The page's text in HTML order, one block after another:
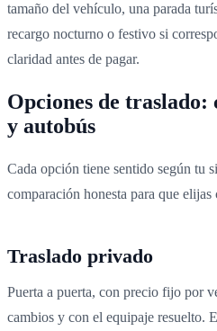
tamaño del vehículo, una parada
recargo nocturno o festivo si
claridad antes de pagar.
Opciones de
y autobús
Cada opción tiene sentido según tu
comparación honesta para que
Traslado privado
Puerta a puerta, con precio fijo por
cambios y con el equipaje resuelto.